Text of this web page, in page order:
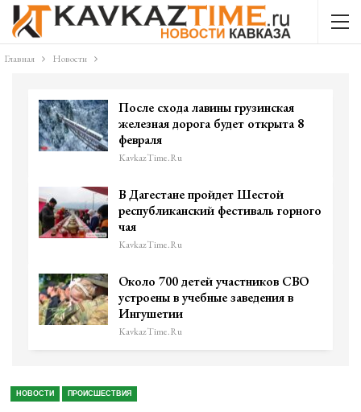
Главная Новости
После схода лавины грузинская
железная дорога будет открыта 8
февраля
KavkazTime.ru
В Дагестане пройдет Шестой
республиканский фестиваль горного
чая
KavkazTime.ru
Около 700 детей участников СВО
устроены в учебные заведения в
Ингушетии
KavkazTime.ru
НОВОСТИ ПРОИСШЕСТВИЯ